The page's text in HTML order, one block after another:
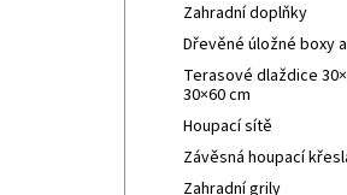
Zahradní doplňky
Dřevěné úložné boxy
Terasové dlaždice
30×60 cm
Houpací sítě
Závěsná houpací
Zahradní grily